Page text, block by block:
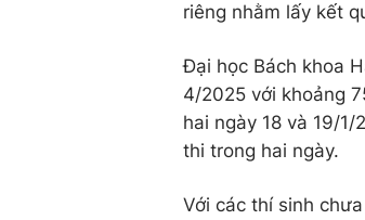
riêng nhằm lấy kết
Đại học Bách khoa
4/2025 với khoảng
hai ngày 18 và 19/
thi trong hai ngày.
Với các thí sinh